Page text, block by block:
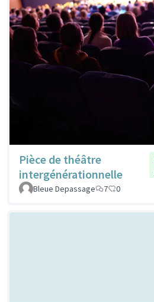
Pièce de théâtre
intergénérationnelle
Bleue Depassage
7 0